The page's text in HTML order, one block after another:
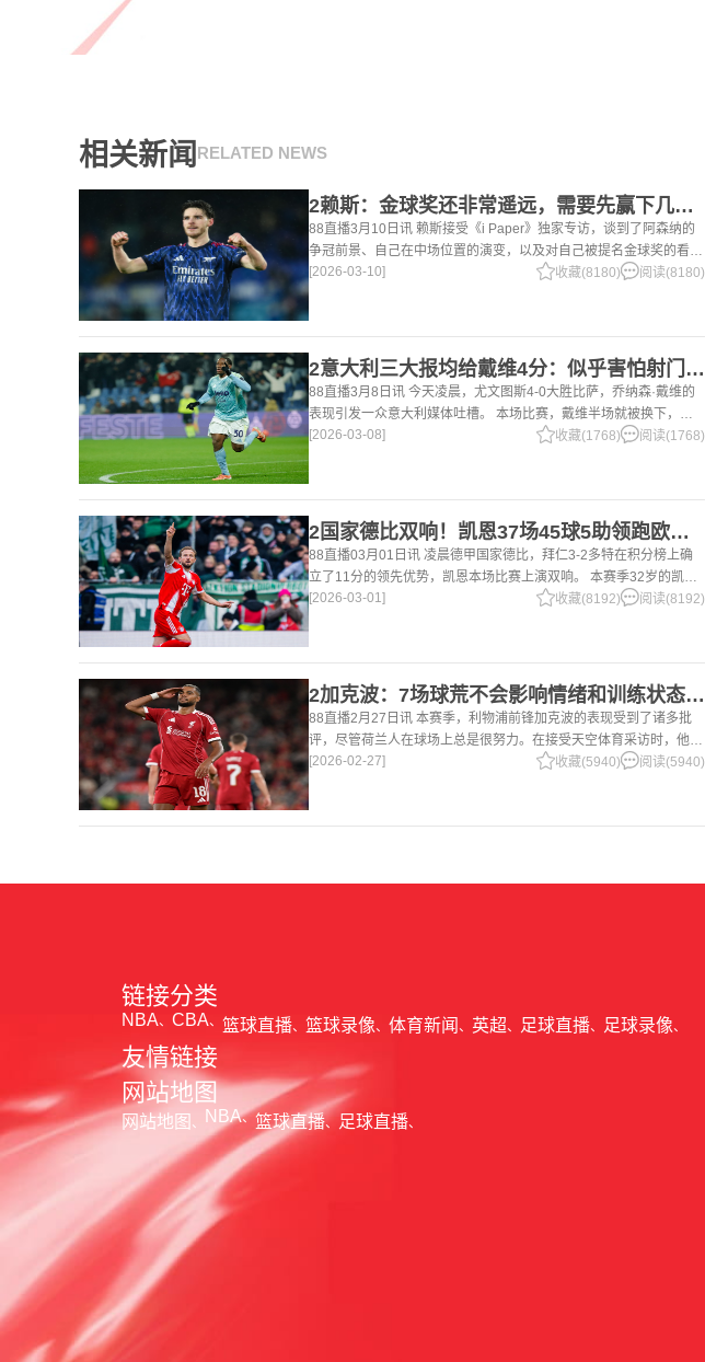
相关新闻 RELATED NEWS
2赖斯：金球奖还非常遥远，需要先赢下几个奖杯，专注当下好好踢球
88直播3月10日讯 赖斯接受《i Paper》独家专访，谈到了阿森纳的
争冠前景、自己在中场位置的演变，以及对自己被提名金球奖的看
法。 任意球 赖斯：“我们有一项非常擅长的技能——这背后付出了巨
[2026-03-10] 收藏(8180) 阅读(8180)
2意大利三大报均给戴维4分：似乎害怕射门，每次触球球迷都叹息
88直播3月8日讯 今天凌晨，尤文图斯4-0大胜比萨，乔纳森·戴维的
表现引发一众意大利媒体吐槽。 本场比赛，戴维半场就被换下，赛
后，《米兰体育报》、《罗马体育报》和《都灵体育报》三大报都给
[2026-03-08] 收藏(1768) 阅读(1768)
2国家德比双响！凯恩37场45球5助领跑欧洲金靴，32岁保持赛季全勤
88直播03月01日讯 凌晨德甲国家德比，拜仁3-2多特在积分榜上确
立了11分的领先优势，凯恩本场比赛上演双响。 本赛季32岁的凯恩
仍然保持着超高的效率，在到目前为止保持全勤，出战37场比赛，狂
[2026-03-01] 收藏(8192) 阅读(8192)
2加克波：7场球荒不会影响情绪和训练状态 利物浦如今已不容有失
88直播2月27日讯 本赛季，利物浦前锋加克波的表现受到了诸多批
评，尽管荷兰人在球场上总是很努力。在接受天空体育采访时，他谈
论了诸多话题。 关于球队对赛季目前情况的看法 这是一个很好的问
[2026-02-27] 收藏(5940) 阅读(5940)
链接分类
NBA CBA 篮球直播 篮球录像 体育新闻 英超 足球直播 足球录像
友情链接
网站地图
网站地图 NBA 篮球直播 足球直播